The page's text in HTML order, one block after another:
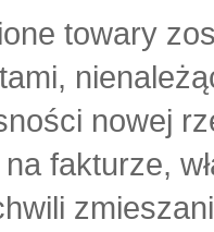
towary
nowej
fakturze,